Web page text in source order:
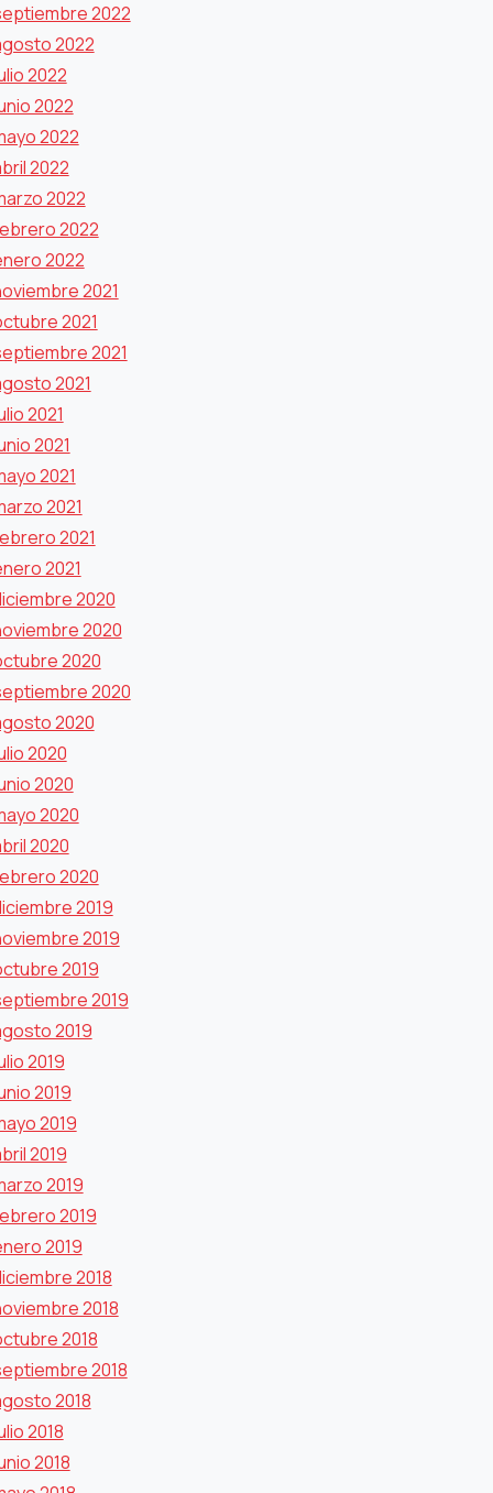
2022
2022
2022
2022
2022
2022
2022
2022
2022
2021
2021
2021
2021
2021
2021
2021
2021
2021
2021
2020
2020
2020
2020
2020
2020
2020
2020
2020
2020
2019
2019
2019
2019
2019
2019
2019
2019
2019
2019
2019
2019
2018
2018
2018
2018
2018
2018
2018